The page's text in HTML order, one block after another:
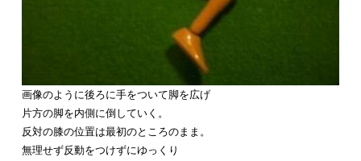
画像のように後ろに手をついて脚を広げ
片方の脚を内側に倒していく。
反対の膝の位置は最初のところのまま。
無理せず反動をつけずにゆっくり